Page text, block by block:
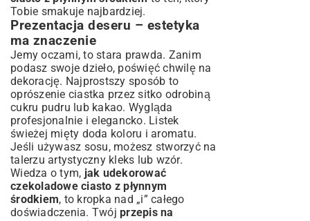
Tobie smakuje najbardziej.
Prezentacja deseru – estetyka
ma znaczenie
Jemy oczami, to stara prawda. Zanim
podasz swoje dzieło, poświęć chwilę na
dekorację. Najprostszy sposób to
oprószenie ciastka przez sitko odrobiną
cukru pudru lub kakao. Wygląda
profesjonalnie i elegancko. Listek
świeżej mięty doda koloru i aromatu.
Jeśli używasz sosu, możesz stworzyć na
talerzu artystyczny kleks lub wzór.
Wiedza o tym, jak udekorować
czekoladowe ciasto z płynnym
środkiem, to kropka nad „i” całego
doświadczenia. Twój przepis na